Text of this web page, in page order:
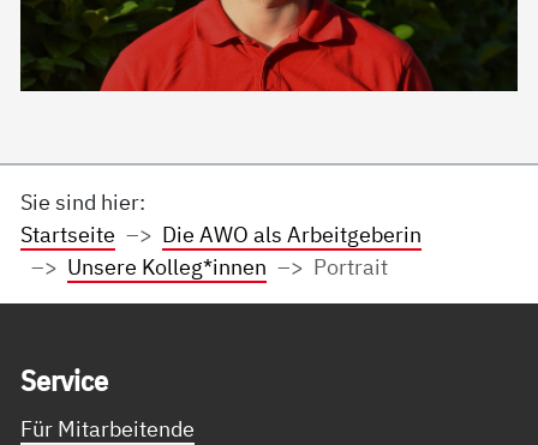
Sie sind hier:
Startseite
Die AWO als Arbeitgeberin
Unsere Kolleg*innen
Portrait
Ser­vice
Für Mitarbeitende